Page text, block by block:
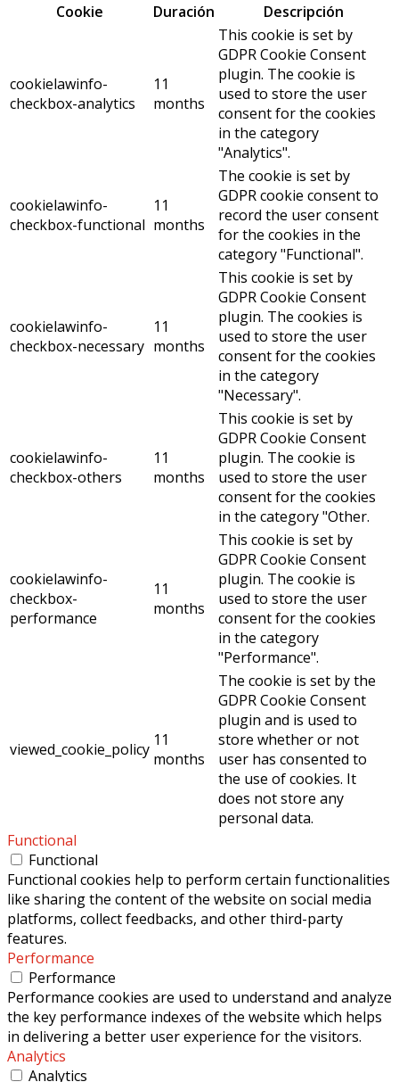
Cookie
Duración Descripción
cookielawinfo-
checkbox-analytics
11
months
This cookie is set by
GDPR Cookie Consent
plugin. The cookie is
used to store the user
consent for the cookies
in the category
"Analytics".
cookielawinfo-
checkbox-functional
11
months
The cookie is set by
GDPR cookie consent to
record the user consent
for the cookies in the
category "Functional".
cookielawinfo-
checkbox-necessary
11
months
This cookie is set by
GDPR Cookie Consent
plugin. The cookies is
used to store the user
consent for the cookies
in the category
"Necessary".
cookielawinfo-
checkbox-others
11
months
This cookie is set by
GDPR Cookie Consent
plugin. The cookie is
used to store the user
consent for the cookies
in the category "Other.
cookielawinfo-
checkbox-
performance
11
months
This cookie is set by
GDPR Cookie Consent
plugin. The cookie is
used to store the user
consent for the cookies
in the category
"Performance".
viewed_cookie_policy 11
months
The cookie is set by the
GDPR Cookie Consent
plugin and is used to
store whether or not
user has consented to
the use of cookies. It
does not store any
personal data.
Functional
Functional
Functional cookies help to perform certain functionalities
like sharing the content of the website on social media
platforms, collect feedbacks, and other third-party
features.
Performance
Performance
Performance cookies are used to understand and analyze
the key performance indexes of the website which helps
in delivering a better user experience for the visitors.
Analytics
Analytics